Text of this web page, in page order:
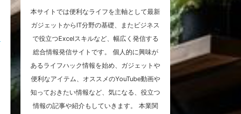
本サイトでは便利なライフを主軸として最新
ガジェットからIT分野の基礎、またビジネス
で役立つExcelスキルなど、幅広く発信する
総合情報発信サイトです。 個人的に興味が
あるライフハック情報を始め、ガジェットや
便利なアイテム、オススメのYouTube動画や
知っておきたい情報など、気になる、役立つ
情報の記事や紹介もしていきます。 本業関